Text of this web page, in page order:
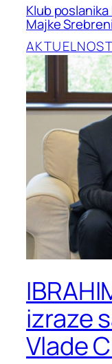
Klub
Majke
izraze
Vlade